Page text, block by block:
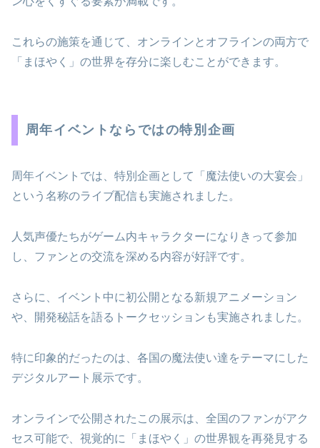
これらの施策を通じて、オンラインとオフラインの両方で
「まほやく」の世界を存分に楽しむことができます。
周年イベントならではの特別企画
周年イベントでは、特別企画として「魔法使いの大宴会」
という名称のライブ配信も実施されました。
人気声優たちがゲーム内キャラクターになりきって参加
し、ファンとの交流を深める内容が好評です。
さらに、イベント中に初公開となる新規アニメーション
や、開発秘話を語るトークセッションも実施されました。
特に印象的だったのは、各国の魔法使い達をテーマにした
デジタルアート展示です。
オンラインで公開されたこの展示は、全国のファンがアク
セス可能で、視覚的に「まほやく」の世界観を再発見する